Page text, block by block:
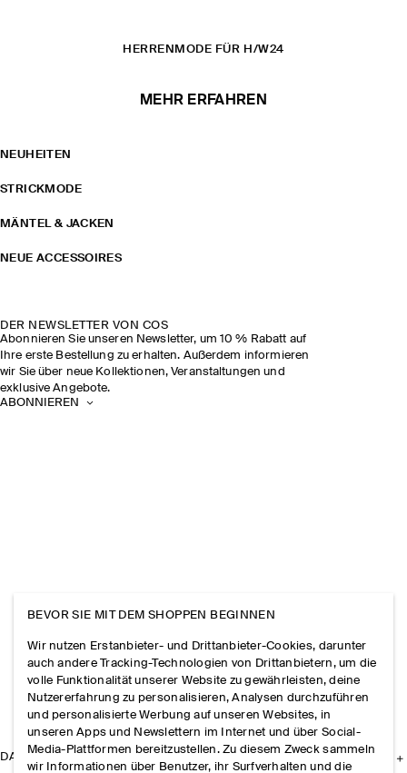
HERRENMODE FÜR H/W24
MEHR ERFAHREN
NEUHEITEN
STRICKMODE
MÄNTEL & JACKEN
NEUE ACCESSOIRES
DER NEWSLETTER VON COS
Abonnieren Sie unseren Newsletter, um 10 % Rabatt auf
Ihre erste Bestellung zu erhalten. Außerdem informieren
wir Sie über neue Kollektionen, Veranstaltungen und
exklusive Angebote.
ABONNIEREN
DAS UNTERNEHMEN
BEVOR SIE MIT DEM SHOPPEN BEGINNEN
Wir nutzen Erstanbieter- und Drittanbieter-Cookies, darunter
auch andere Tracking-Technologien von Drittanbietern, um die
volle Funktionalität unserer Website zu gewährleisten, deine
Nutzererfahrung zu personalisieren, Analysen durchzuführen
und personalisierte Werbung auf unseren Websites, in
unseren Apps und Newslettern im Internet und über Social-
Media-Plattformen bereitzustellen. Zu diesem Zweck sammeln
wir Informationen über Benutzer, ihr Surfverhalten und die